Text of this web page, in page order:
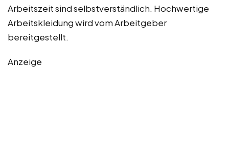
Arbeitszeit sind selbstverständlich. Hochwertige
Arbeitskleidung wird vom Arbeitgeber
bereitgestellt.
Anzeige